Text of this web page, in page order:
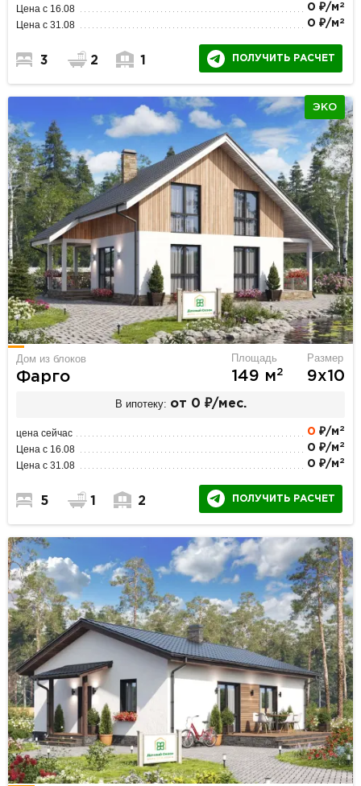
Цена с 16.08 0 ₽/м 2
Цена с 31.08 0 ₽/м 2
3 2 1 ПОЛУЧИТЬ РАСЧЕТ
ЭКО
Дом из блоков
Фарго
Площадь
149 м2
Размер
9х10
В ипотеку: от 0 ₽/мес.
цена сейчас 0 ₽/м 2
Цена с 16.08 0 ₽/м 2
Цена с 31.08 0 ₽/м 2
5 1 2 ПОЛУЧИТЬ РАСЧЕТ